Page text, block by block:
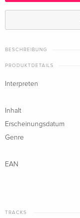
BESCHREIBUNG
PRODUKTDETAILS
Interpreten
Inhalt
Erscheinungsdatum
Genre
EAN
TRACKS